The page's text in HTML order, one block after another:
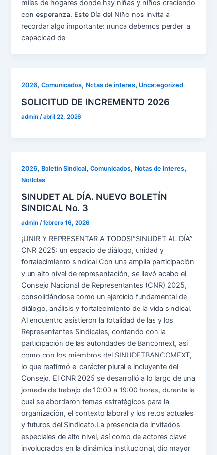
miles de hogares donde hay niñas y niños creciendo
con esperanza. Este Día del Niño nos invita a
recordar algo importante: nunca debemos perder la
capacidad de
2026,Comunicados, Notas de interes, Uncategorized
SOLICITUD DE INCREMENTO 2026
admin/abril 22, 2026
2026, Boletín Sindical,Comunicados, Notas de interes,
Noticias
SINUDET AL DÍA. NUEVO BOLETÍN
SINDICAL No. 3
admin/febrero 16, 2026
¡UNIR Y REPRESENTAR A TODOS!“SINUDET AL DÍA”
CNR 2025: un espacio de diálogo, unidad y
fortalecimiento sindical Con una amplia participación
y un alto nivel de representación, se llevó acabo el
Consejo Nacional de Representantes (CNR) 2025,
consolidándose como un ejercicio fundamental de
diálogo, análisis y fortalecimiento de la vida sindical.
Al encuentro asistieron la totalidad de las y los
Representantes Sindicales, contando con la
participación de las autoridades de Bancomext, así
como con los miembros del SINUDETBANCOMEXT,
lo que reafirmó el carácter plural e incluyente del
Consejo. El CNR 2025 se desarrolló a lo largo de una
jornada de trabajo de 10:00 a 19:00 horas, durante la
cual se abordaron temas estratégicos para la
organización, el contexto laboral y los retos actuales
y futuros del Sindicato.La presencia de invitados
especiales de alto nivel, así como de actores clave
involucrados en la dinámica institucional, dio mayor